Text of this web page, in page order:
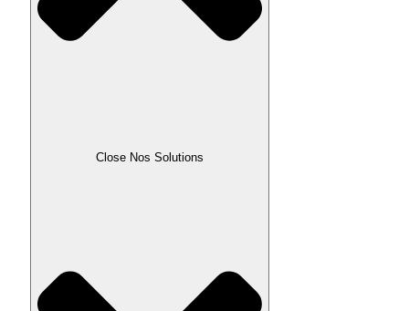
Close Nos Solutions